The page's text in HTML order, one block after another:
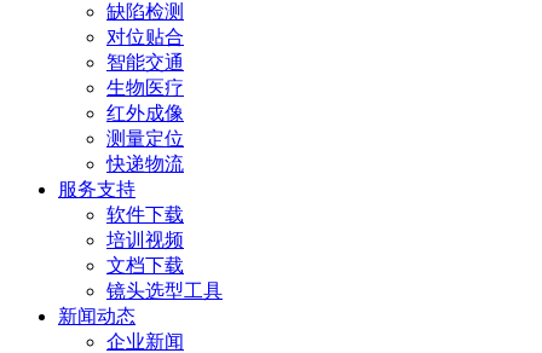
缺陷检测
对位贴合
智能交通
生物医疗
红外成像
测量定位
快递物流
服务支持
软件下载
培训视频
文档下载
镜头选型工具
新闻动态
企业新闻